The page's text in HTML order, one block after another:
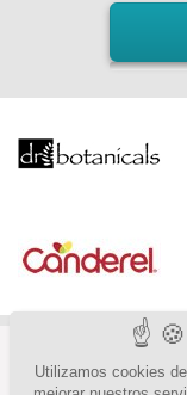
Utilizamos cookies